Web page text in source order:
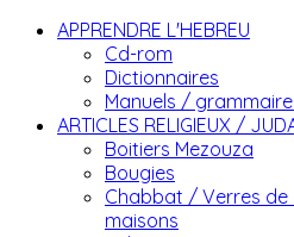
APPRENDRE L'HEBREU
Cd-rom
Dictionnaires
Manuels /
ARTICLES RELIGIEUX /
Boitiers Mezouza
Bougies
Chabbat / Verres de
maisons